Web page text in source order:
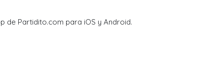
de Partidito.com para iOS y Android.